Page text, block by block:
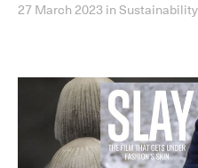
27 March 2023 in Sustainability